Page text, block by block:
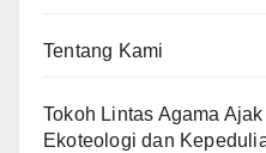
Tentang Kami
Tokoh Lintas Agama
Ekoteologi dan